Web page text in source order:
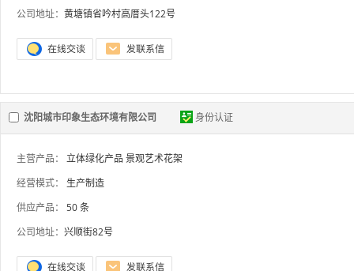
公司地址： 黄塘镇省吟村高厝头122号
沈阳城市印象生态环境有限公司 身份认证
主营产品： 立体绿化产品 景观艺术花架
经营模式：
生产制造
供应产品：
50 条
公司地址： 兴顺街82号